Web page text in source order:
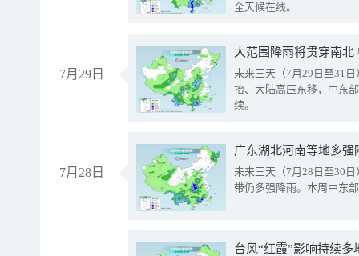
全天候在线。
7月29日
大范围降雨将贯穿南
未来三天（7月29日至31
抬、大陆高压东移，中东
续。
7月28日
广东湖北河南等地多
未来三天（7月28日至30
带仍多强降雨。本周中东
台风“红霞”影响持续